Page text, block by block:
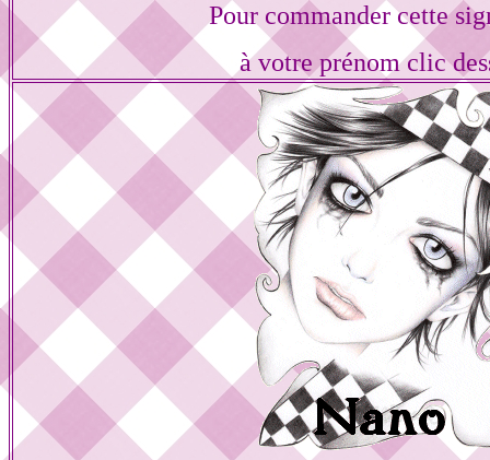
Pour commander cette
à votre prénom clic